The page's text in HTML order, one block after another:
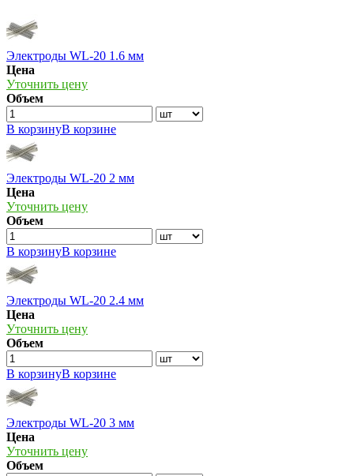
Электроды WL-20 1.6 мм
Цена
Уточнить цену
Объем
В корзинуВ корзине
Электроды WL-20 2 мм
Цена
Уточнить цену
Объем
В корзинуВ корзине
Электроды WL-20 2.4 мм
Цена
Уточнить цену
Объем
В корзинуВ корзине
Электроды WL-20 3 мм
Цена
Уточнить цену
Объем